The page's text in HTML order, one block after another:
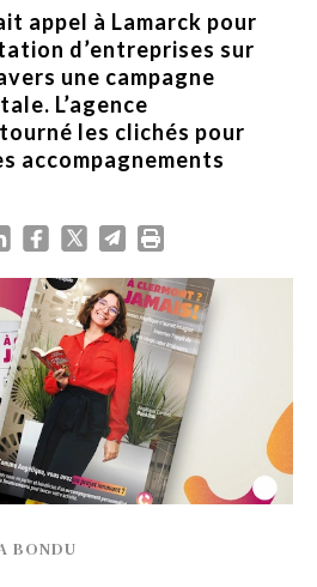
appel à Lamarck pour
d’entreprises sur
une campagne
L’agence
les clichés pour
accompagnements
BONDU